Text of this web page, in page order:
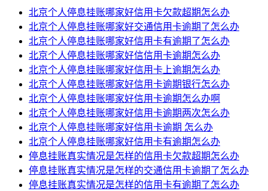
北京个人停息挂账哪家好信用卡欠款超期怎么办
北京个人停息挂账哪家好交通信用卡逾期了怎么办
北京个人停息挂账哪家好信用卡有逾期了怎么办
北京个人停息挂账哪家好信信用卡逾期怎么办
北京个人停息挂账哪家好信用卡上逾期怎么办
北京个人停息挂账哪家好信用卡逾期银行怎么办
北京个人停息挂账哪家好信用卡逾期怎么办啊
北京个人停息挂账哪家好信用卡逾期两次怎么办
北京个人停息挂账哪家好信用卡逾期 怎么办
北京个人停息挂账哪家好信用卡有逾期怎么办
停息挂账真实情况是怎样的信用卡欠款超期怎么办
停息挂账真实情况是怎样的交通信用卡逾期了怎么办
停息挂账真实情况是怎样的信用卡有逾期了怎么办